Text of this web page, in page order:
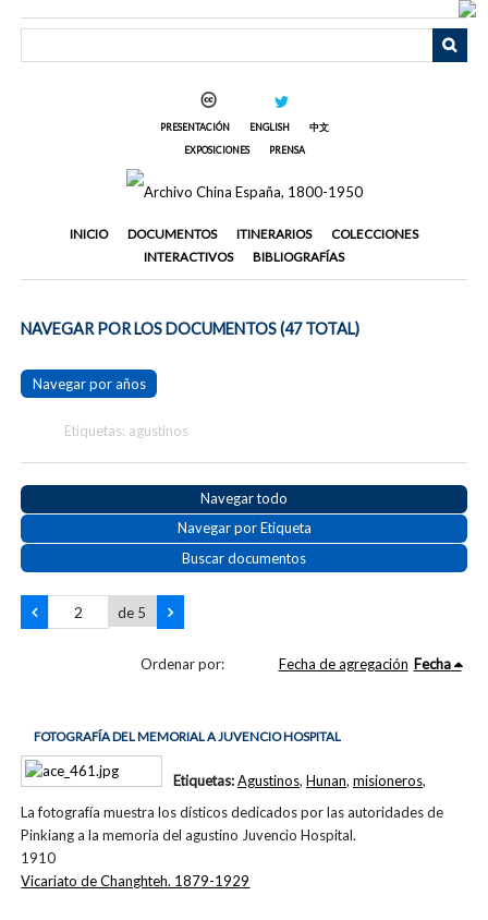
PRESENTACIÓN ENGLISH
中文
EXPOSICIONES
PRENSA
INICIO DOCUMENTOS ITINERARIOS
COLECCIONES
INTERACTIVOS
BIBLIOGRAFÍAS
NAVEGAR POR LOS DOCUMENTOS (47 TOTAL)
Navegar por años
Etiquetas: agustinos
Navegar todo
Navegar por Etiqueta
Buscar documentos
de 5
Ordenar por: Fecha de agregación Fecha
FOTOGRAFÍA DEL MEMORIAL A JUVENCIO HOSPITAL
La fotografía muestra los dísticos dedicados por las autoridades de
Pinkiang a la memoria del agustino Juvencio Hospital.
1910
Etiquetas:Agustinos, Hunan, misioneros,
Vicariato de Changhteh. 1879-1929